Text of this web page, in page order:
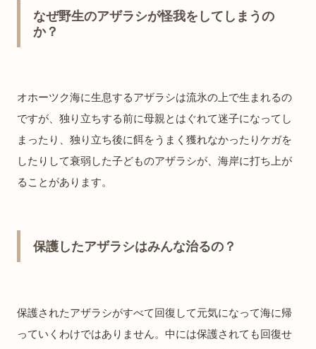
なぜ野生のアザラシが怪我をしてしまうの
か？
オホーツク海に生息するアザラシは流氷の上で生まれるの
ですが、独り立ちする前に母親とはぐれて迷子になってし
まったり、独り立ち後に餌をうまく獲れなかったりケガを
したりして衰弱した子どものアザラシが、海岸に打ち上が
ることがあります。
保護したアザラシはみんな治るの？
保護されたアザラシがすべて回復して元気になって海に帰
っていくわけではありません。中には保護されても回復せ